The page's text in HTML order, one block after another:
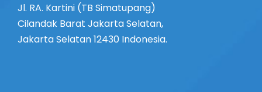
Jl. RA. Kartini (TB Simatupang)
Cilandak Barat Jakarta Selatan,
Jakarta Selatan 12430 Indonesia.